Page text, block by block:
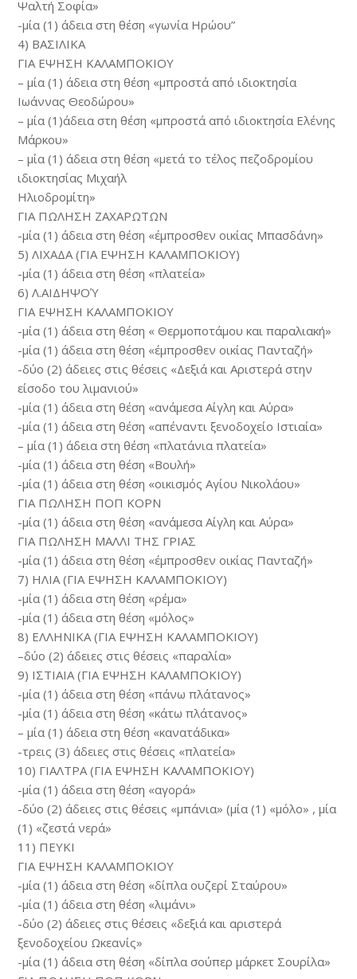
Ψαλτή Σοφία»
-μία (1) άδεια στη θέση «γωνία Ηρώου”
4) ΒΑΣΙΛΙΚΑ
ΓΙΑ ΕΨΗΣΗ ΚΑΛΑΜΠΟΚΙΟΥ
– μία (1) άδεια στη θέση «μπροστά από ιδιοκτησία
Ιωάννας Θεοδώρου»
– μία (1)άδεια στη θέση «μπροστά από ιδιοκτησία Ελένης
Μάρκου»
– μία (1) άδεια στη θέση «μετά το τέλος πεζοδρομίου
ιδιοκτησίας Μιχαήλ
Ηλιοδρομίτη»
ΓΙΑ ΠΩΛΗΣΗ ΖΑΧΑΡΩΤΩΝ
-μία (1) άδεια στη θέση «έμπροσθεν οικίας Μπασδάνη»
5) ΛΙΧΑΔΑ (ΓΙΑ ΕΨΗΣΗ ΚΑΛΑΜΠΟΚΙΟΥ)
-μία (1) άδεια στη θέση «πλατεία»
6) Λ.ΑΙΔΗΨΟΎ
ΓΙΑ ΕΨΗΣΗ ΚΑΛΑΜΠΟΚΙΟΥ
-μία (1) άδεια στη θέση « Θερμοποτάμου και παραλιακή»
-μία (1) άδεια στη θέση «έμπροσθεν οικίας Πανταζή»
-δύο (2) άδειες στις θέσεις «Δεξιά και Αριστερά στην
είσοδο του λιμανιού»
-μία (1) άδεια στη θέση «ανάμεσα Αίγλη και Αύρα»
-μία (1) άδεια στη θέση «απέναντι ξενοδοχείο Ιστιαία»
– μία (1) άδεια στη θέση «πλατάνια πλατεία»
-μία (1) άδεια στη θέση «Βουλή»
-μία (1) άδεια στη θέση «οικισμός Αγίου Νικολάου»
ΓΙΑ ΠΩΛΗΣΗ ΠΟΠ ΚΟΡΝ
-μία (1) άδεια στη θέση «ανάμεσα Αίγλη και Αύρα»
ΓΙΑ ΠΩΛΗΣΗ ΜΑΛΛΙ ΤΗΣ ΓΡΙΑΣ
-μία (1) άδεια στη θέση «έμπροσθεν οικίας Πανταζή»
7) ΗΛΙΑ (ΓΙΑ ΕΨΗΣΗ ΚΑΛΑΜΠΟΚΙΟΥ)
-μία (1) άδεια στη θέση «ρέμα»
-μία (1) άδεια στη θέση «μόλος»
8) ΕΛΛΗΝΙΚΑ (ΓΙΑ ΕΨΗΣΗ ΚΑΛΑΜΠΟΚΙΟΥ)
–δύο (2) άδειες στις θέσεις «παραλία»
9) ΙΣΤΙΑΙΑ (ΓΙΑ ΕΨΗΣΗ ΚΑΛΑΜΠΟΚΙΟΥ)
-μία (1) άδεια στη θέση «πάνω πλάτανος»
-μία (1) άδεια στη θέση «κάτω πλάτανος»
– μία (1) άδεια στη θέση «κανατάδικα»
-τρεις (3) άδειες στις θέσεις «πλατεία»
10) ΓΙΑΛΤΡΑ (ΓΙΑ ΕΨΗΣΗ ΚΑΛΑΜΠΟΚΙΟΥ)
-μία (1) άδεια στη θέση «αγορά»
-δύο (2) άδειες στις θέσεις «μπάνια» (μία (1) «μόλο» , μία
(1) «ζεστά νερά»
11) ΠΕΥΚΙ
ΓΙΑ ΕΨΗΣΗ ΚΑΛΑΜΠΟΚΙΟΥ
-μία (1) άδεια στη θέση «δίπλα ουζερί Σταύρου»
-μία (1) άδεια στη θέση «λιμάνι»
-δύο (2) άδειες στις θέσεις «δεξιά και αριστερά
ξενοδοχείου Ωκεανίς»
-μία (1) άδεια στη θέση «δίπλα σούπερ μάρκετ Σουρίλα»